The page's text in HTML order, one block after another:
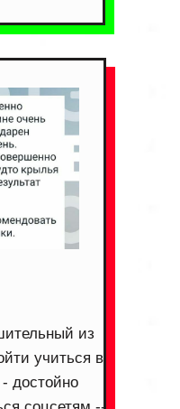
из
учиться в
достойно